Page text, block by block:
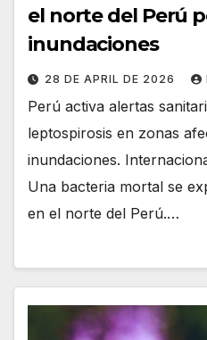
el norte del Perú
inundaciones
28 DE APRIL DE 2026
Perú activa alertas
leptospirosis en zonas
inundaciones.
Una bacteria mortal se
en el norte del Perú.…